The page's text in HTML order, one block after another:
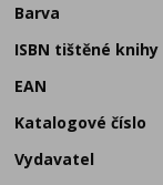
Barva
ISBN tištěné knihy
EAN
Katalogové číslo
Vydavatel